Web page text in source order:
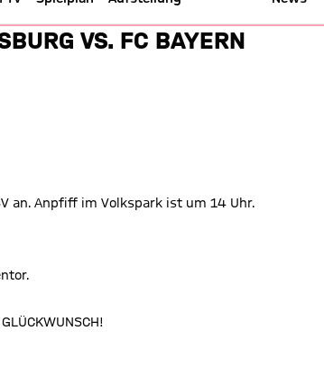
Pokal 25/26
VS. FC BAYERN
an. Anpfiff im Volkspark ist um 14 Uhr.